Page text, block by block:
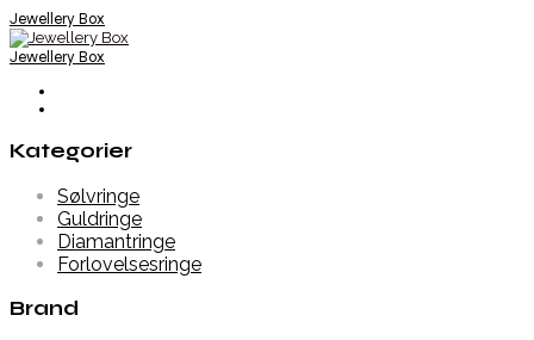
Jewellery Box
Jewellery Box
Kategorier
Sølvringe
Guldringe
Diamantringe
Forlovelsesringe
Brand